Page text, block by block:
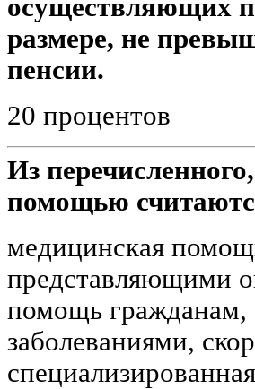
осуществляющих
размере, не
пенсии.
20 процентов
Из
помощью
медицинская
представляющими
помощь
заболеваниями,